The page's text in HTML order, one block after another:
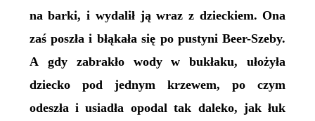
na barki, i wydalił ją wraz z dzieckiem. Ona
zaś poszła i błąkała się po pustyni Beer-Szeby.
A gdy zabrakło wody w bukłaku, ułożyła
dziecko pod jednym krzewem, po czym
odeszła i usiadła opodal tak daleko, jak łuk